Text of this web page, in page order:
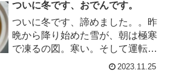
がほ...
ついに冬です、おでんです。
ついに冬です、諦めました。。昨
晩から降り始めた雪が、朝は極寒
で凍るの図。寒い。そして運転怖
い。でもバイトから帰ったら、昨
2023.11.25